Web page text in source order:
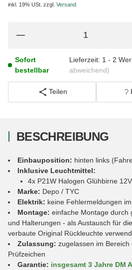
inkl. 19% USt. zzgl. Versand
Sofort
bestellbar
Lieferzeit: 1 - 2
abweichend)
Teilen
BESCHREIBUNG
Einbauposition: hinten links
Inklusive Leuchtmittel:
4x P21W Halogen Glühbirne
Marke: Depo / TYC
Elektrik: keine Fehlermeldungen
Montage: einfache Montage durch
und Halterungen - als Austausch für
verbaute Original Rückleuchte
Zulassung: zugelassen im Bereich
Prüfzeichen
Garantie: insgesamt 3 Jahre DM